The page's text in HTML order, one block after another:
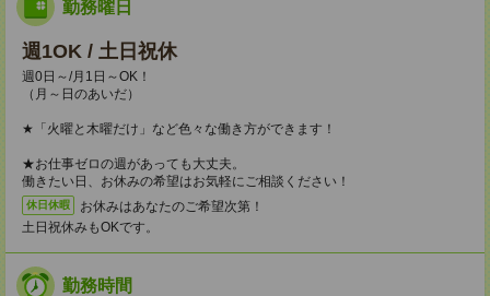
勤務曜日
週1OK / 土日祝休
週0日～/月1日～OK！
（月～日のあいだ）
★「火曜と木曜だけ」など色々な働き方ができます！
★お仕事ゼロの週があっても大丈夫。
働きたい日、お休みの希望はお気軽にご相談ください！
休日休暇
お休みはあなたのご希望次第！
土日祝休みもOKです。
勤務時間